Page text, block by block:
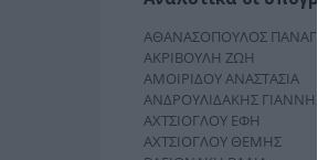
ΑΘΑΝΑΣΟΠΟΥΛΟΣ
ΑΚΡΙΒΟΥΛΗ ΖΩΗ
ΑΜΟΙΡΙΔΟΥ ΑΝΑΣΤΑΣΙΑ
ΑΝΔΡΟΥΛΙΔΑΚΗΣ ΓΙΑΝΝΗΣ
ΑΧΤΣΙΟΓΛΟΥ ΕΦΗ
ΑΧΤΣΙΟΓΛΟΥ ΘΕΜΗΣ